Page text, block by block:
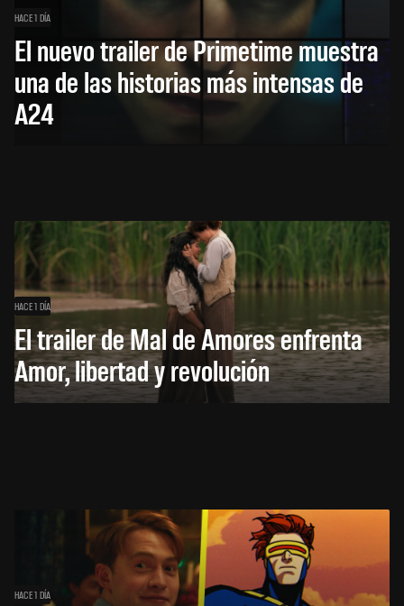
HACE 1 DÍA
El nuevo trailer de Primetime muestra
una de las historias más intensas de
A24
HACE 1 DÍA
El trailer de Mal de Amores enfrenta
Amor, libertad y revolución
HACE 1 DÍA